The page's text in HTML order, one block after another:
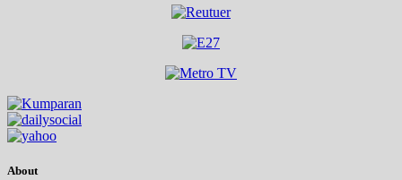
About